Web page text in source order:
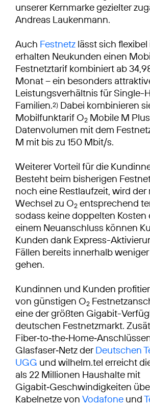
unserer Kernmarke gezielter
Andreas Laukenmann.
Auch Festnetz lässt sich
erhalten Neukunden einen
Festnetztarif kombiniert ab
Monat – ein besonders
Leistungsverhältnis für Single-
Familien.2) Dabei kombinieren
Mobilfunktarif O2 Mobile M
Datenvolumen mit dem
M mit bis zu 150 Mbit/s.
Weiterer Vorteil für die
Besteht beim bisherigen
noch eine Restlaufzeit, wird der
Wechsel zu O2 entsprechend
sodass keine doppelten Kosten
einem Neuanschluss können
Kunden dank Express-
Fällen bereits innerhalb
gehen.
Kundinnen und Kunden
von günstigen O2
eine der größten Gigabit-
deutschen Festnetzmarkt.
Glasfaser‑Netz derDeutschen
UGG und wilhelm.tel erreicht
als 22 Millionen Haushalte mit
Gigabit‑Geschwindigkeiten
Kabelnetze von Vodafone und